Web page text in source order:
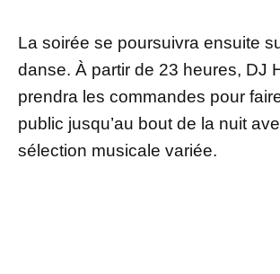
La soirée se poursuivra ensuite
danse. À partir de 23 heures, DJ
prendra les commandes pour
public jusqu’au bout de la nuit
sélection musicale variée.